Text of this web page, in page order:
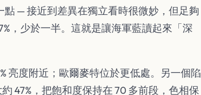
點 — 接近到差異在獨立看時很微妙，但足夠
，少於一半。這就是讓海軍藍讀起來「深
亮度附近；歐爾麥特位於更低處。另一個陷
47%，把飽和度保持在 70 多前段，色相保